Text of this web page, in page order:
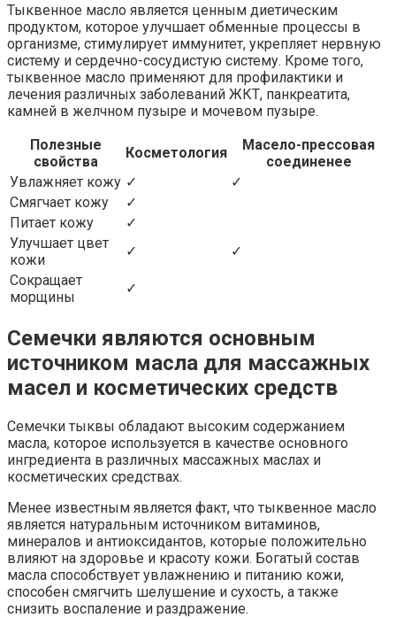
Тыквенное масло является ценным диетическим
продуктом, которое улучшает обменные процессы в
организме, стимулирует иммунитет, укрепляет нервную
систему и сердечно-сосудистую систему. Кроме того,
тыквенное масло применяют для профилактики и
лечения различных заболеваний ЖКТ, панкреатита,
камней в желчном пузыре и мочевом пузыре.
Полезные
свойства
Косметология
Масело-прессовая
соединенее
Увлажняет кожу ✓
✓
Смягчает кожу
✓
Питает кожу
✓
Улучшает цвет
кожи
✓
✓
Сокращает
морщины
✓
Семечки являются основным
источником масла для массажных
масел и косметических средств
Семечки тыквы обладают высоким содержанием
масла, которое используется в качестве основного
ингредиента в различных массажных маслах и
косметических средствах.
Менее известным является факт, что тыквенное масло
является натуральным источником витаминов,
минералов и антиоксидантов, которые положительно
влияют на здоровье и красоту кожи. Богатый состав
масла способствует увлажнению и питанию кожи,
способен смягчить шелушение и сухость, а также
снизить воспаление и раздражение.